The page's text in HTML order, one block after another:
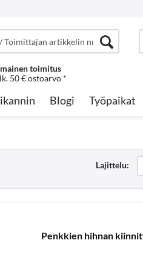
toimitus
50 € ostoarvo *
Blogi Työpaikat
Lajittelu:
Penkkien hihnan